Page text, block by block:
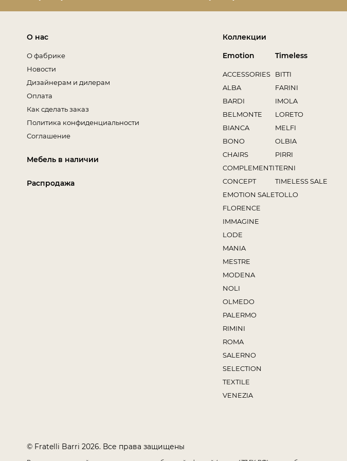
О нас
О фабрике
Новости
Дизайнерам и дилерам
Оплата
Как сделать заказ
Политика конфиденциальности
Соглашение
Мебель в наличии
Распродажа
Коллекции
Emotion
ACCESSORIES
ALBA
BARDI
BELMONTE
BIANCA
BONO
CHAIRS
COMPLEMENTI
CONCEPT
EMOTION SALE
FLORENCE
IMMAGINE
LODE
MANIA
MESTRE
MODENA
NOLI
OLMEDO
PALERMO
RIMINI
ROMA
SALERNO
SELECTION
TEXTILE
VENEZIA
Timeless
BITTI
FARINI
IMOLA
LORETO
MELFI
OLBIA
PIRRI
TERNI
TIMELESS SALE
TOLLO
© Fratelli Barri 2026. Все права защищены